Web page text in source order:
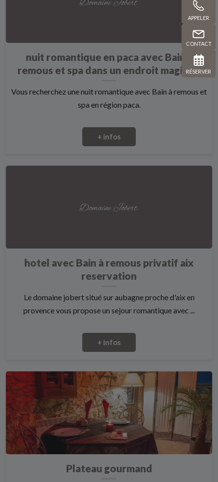
APPELER
CONTACT
RÉSERVER
nuit romantique en paca avec Bain à
remous et spa dans un endroit magique
Vous recherchez une nuit romantique avec Bain à remous et
spa en région paca.
+ infos
hotel avec Bain à remous privatif aix
reservation
Le domaine jobert situé sur aubagne proche d'aix en
provence vous propose un sejour romantique avec ...
+ infos
Plateau gourmand